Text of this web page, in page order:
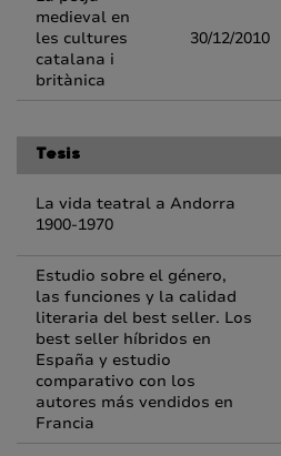
medieval en
les cultures
catalana i
britànica
30/12/2010
Tesis
La vida teatral a Andorra
1900-1970
Estudio sobre el género,
las funciones y la calidad
literaria del best seller. Los
best seller híbridos en
España y estudio
comparativo con los
autores más vendidos en
Francia